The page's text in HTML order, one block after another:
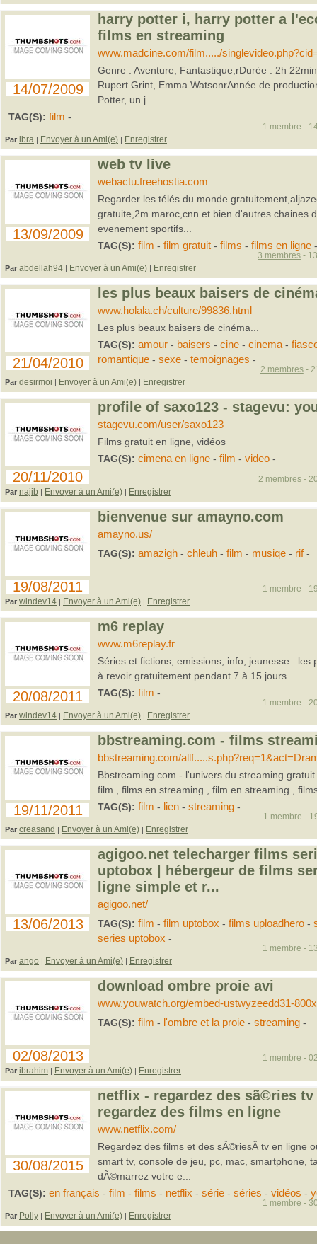
14/07/2009
harry potter i, harry potter a
films en streaming
www.madcine.com/film...../
Genre : Aventure, Fantastique,rDurée : 2h
Rupert Grint, Emma WatsonrAnnée de
Potter, un j...
TAG(S): film -
Par ibra | Envoyer à un Ami(e) | Enregistrer
1 membre -
13/09/2009
web tv live
webactu.freehostia.com
Regarder les télés du monde
gratuite,2m maroc,cnn et bien d'autres chaines
evenement sportifs...
TAG(S): film - film gratuit- films - films en ligne
Par abdellah94 | Envoyer à un Ami(e) | Enregistrer
3 membres -
21/04/2010
les plus beaux baisers de
www.holala.ch/culture/99836.html
Les plus beaux baisers de cinéma...
TAG(S): amour- baisers - cine- cinema-
romantique- sexe- temoignages -
Par desirmoi | Envoyer à un Ami(e) | Enregistrer
2 membres-
20/11/2010
profile of saxo123 - stagevu:
stagevu.com/user/saxo123
Films gratuit en ligne, vidéos
TAG(S): cimena en ligne- film - video-
Par najib | Envoyer à un Ami(e) | Enregistrer
2 membres-
19/08/2011
bienvenue sur amayno.com
amayno.us/
TAG(S): amazigh- chleuh- film - musiqe- rif-
Par windev14 | Envoyer à un Ami(e) | Enregistrer
1 membre -
20/08/2011
m6 replay
www.m6replay.fr
Séries et fictions, emissions, info, jeunesse : les
à revoir gratuitement pendant 7 à 15 jours
TAG(S): film -
Par windev14 | Envoyer à un Ami(e) | Enregistrer
1 membre -
19/11/2011
bbstreaming.com - films
bbstreaming.com/
Bbstreaming.com - l'univers du streaming
film , films en streaming , film en streaming ,
TAG(S): film - lien- streaming-
Par creasand | Envoyer à un Ami(e) | Enregistrer
1 membre -
13/06/2013
agigoo.net telecharger films
uptobox | hébergeur de films
ligne simple et r...
agigoo.net/
TAG(S): film - film uptobox - films uploadhero-
series uptobox -
Par ango | Envoyer à un Ami(e) | Enregistrer
1 membre -
02/08/2013
download ombre proie avi
www.youwatch.org/embed-ustwyzeedd31-
TAG(S): film - l'ombre et la proie- streaming-
Par ibrahim | Envoyer à un Ami(e) | Enregistrer
1 membre -
30/08/2015
netflix - regardez des sã©ries tv
regardez des films en ligne
www.netflix.com/
Regardez des films et des sÃ©riesÂ tv en ligne
smart tv, console de jeu, pc, mac, smartphone,
dÃ©marrez votre e...
TAG(S): en français - film - films - netflix - série - séries - vidéos -
Par Polly | Envoyer à un Ami(e) | Enregistrer
1 membre -